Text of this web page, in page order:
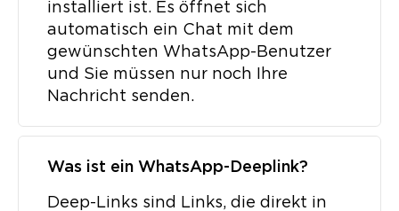
installiert ist. Es öffnet sich
automatisch ein Chat mit dem
gewünschten WhatsApp-Benutzer
und Sie müssen nur noch Ihre
Nachricht senden.
Was ist ein WhatsApp-Deeplink?
Deep-Links sind Links, die direkt in